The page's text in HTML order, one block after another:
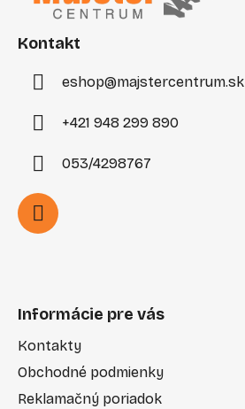
Kontakt
eshop@majstercentrum.sk
+421 948 299 890
053/4298767
Informácie pre vás
Kontakty
Obchodné podmienky
Reklamačný poriadok